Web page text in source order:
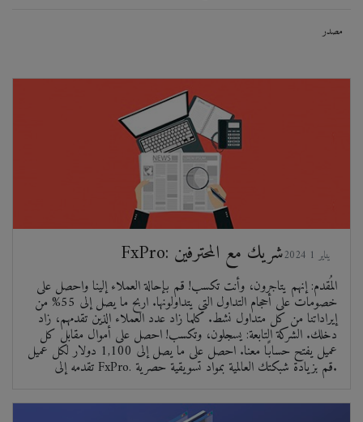
مصدر
FxPro: شريك مع المحترفين
المُقدم: إنهم يتاجرون، وأنت تكسب! قم بإحالة العملاء إلينا واحصل على
خصومات على أحجام التداول التي يتداولونها. اربح ما يصل إلى 55% من
إيراداتنا من كل متداول نشط. كلما زاد عدد العملاء الذين تقدمهم، زاد
دخلك. الشركة التابعة: يسجلون، وتكسب! احصل على أموال مقابل كل
عميل يفتح حسابًا معنا. احصل على ما يصل إلى 1,100 دولار لكل عميل
تقدمه إلى FxPro. قم بزيادة شبكتك العالمية بمواد تسويقية حصرية.